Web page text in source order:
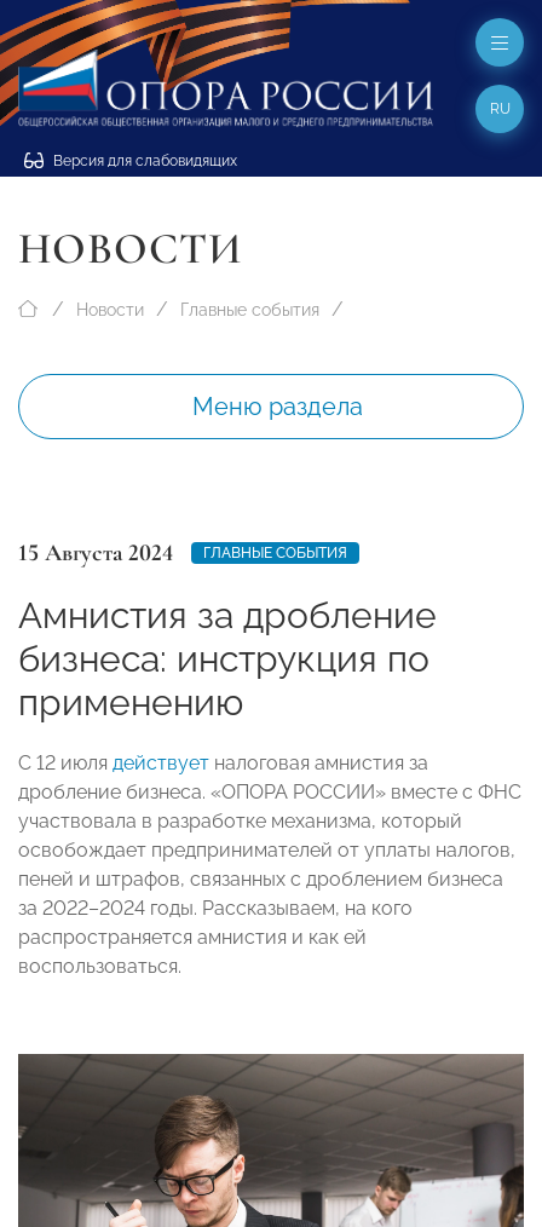
Версия для слабовидящих
RU
НОВОСТИ
Новости Главные события
Меню раздела
15 Августа 2024 ГЛАВНЫЕ СОБЫТИЯ
Амнистия за дробление
бизнеса: инструкция по
применению
С 12 июля действует налоговая амнистия за
дробление бизнеса. «ОПОРА РОССИИ» вместе с ФНС
участвовала в разработке механизма, который
освобождает предпринимателей от уплаты налогов,
пеней и штрафов, связанных с дроблением бизнеса
за 2022–2024 годы. Рассказываем, на кого
распространяется амнистия и как ей
воспользоваться.